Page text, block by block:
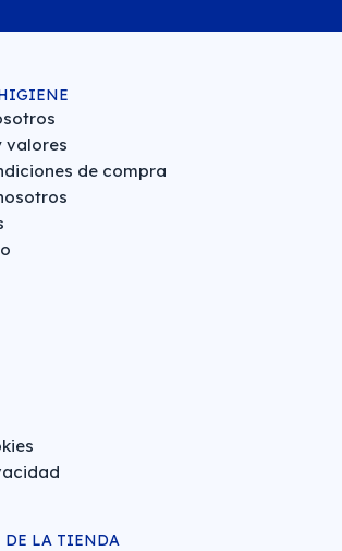
valores
de compra
LA TIENDA